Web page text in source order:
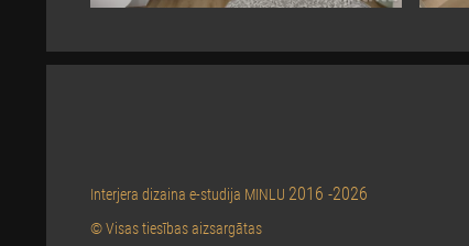
Interjera dizaina e-studija MINLU 2016 -2026
© Visas tiesības aizsargātas